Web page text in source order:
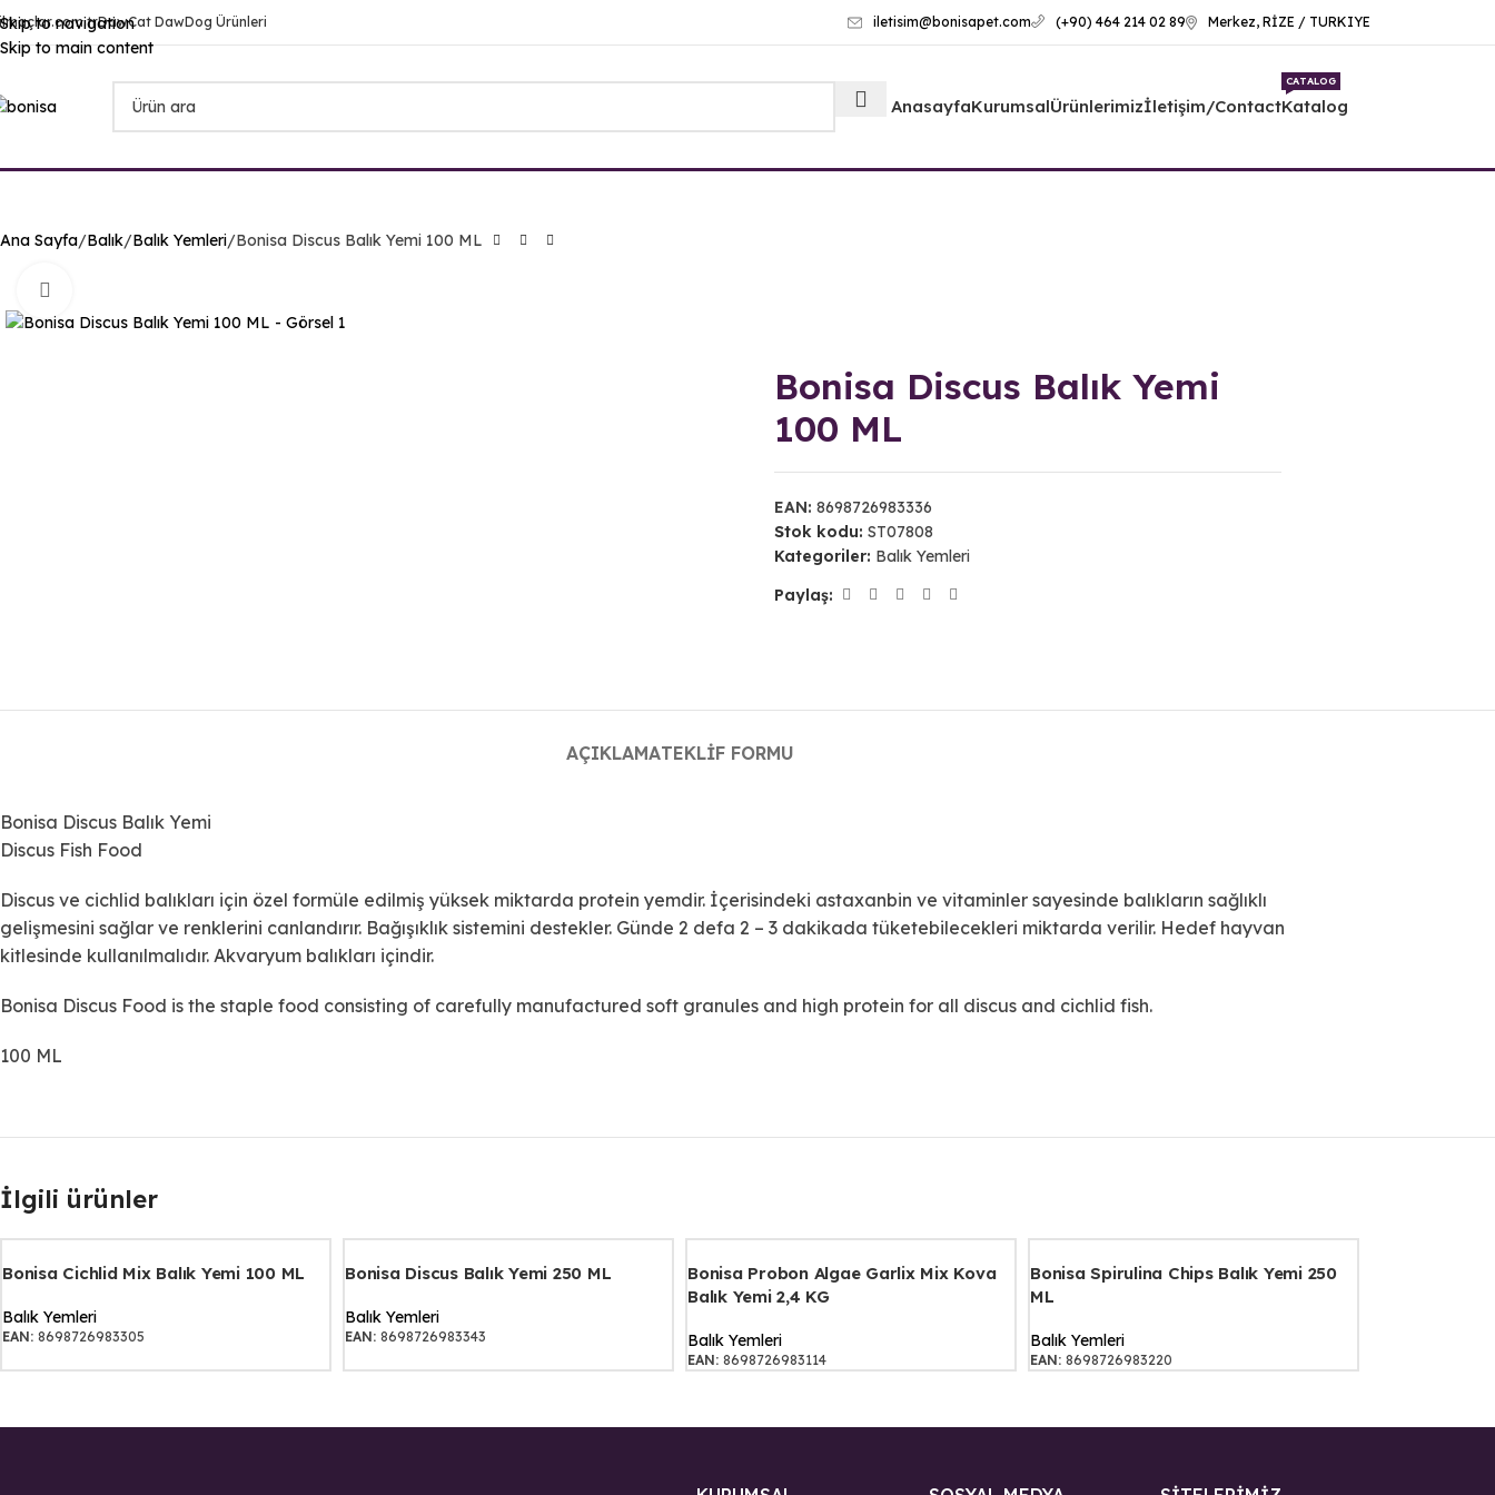
Skip to navigation
Skip to main content
DawCat DawDog Ürünleri iletisim@bonisapet.com (+90) 464 214 02 89 Merkez, RİZE / TURKIYE
AnasayfaKurumsalÜrünlerimizİletişim/ContactKatalog
CATALOG
Ana Sayfa Balık Balık Yemleri Bonisa Discus Balık Yemi 100 ML
Bonisa Discus Balık Yemi
100 ML
EAN: 8698726983336
Stok kodu: ST07808
Kategoriler: Balık Yemleri
Paylaş:
AÇIKLAMATEKLIF FORMU
Bonisa Discus Balık Yemi
Discus Fish Food
Discus ve cichlid balıkları için özel formüle edilmiş yüksek miktarda protein yemdir. İçerisindeki astaxanbin ve vitaminler sayesinde balıkların sağlıklı
gelişmesini sağlar ve renklerini canlandırır. Bağışıklık sistemini destekler. Günde 2 defa 2 – 3 dakikada tüketebilecekleri miktarda verilir. Hedef hayvan
kitlesinde kullanılmalıdır. Akvaryum balıkları içindir.
Bonisa Discus Food is the staple food consisting of carefully manufactured soft granules and high protein for all discus and cichlid fish.
100 ML
İlgili ürünler
Bonisa Cichlid Mix Balık Yemi 100 ML
Balık Yemleri
EAN: 8698726983305
Bonisa Discus Balık Yemi 250 ML
Balık Yemleri
EAN: 8698726983343
Bonisa Probon Algae Garlix Mix Kova
Balık Yemi 2,4 KG
Balık Yemleri
EAN: 8698726983114
Bonisa Spirulina Chips Balık Yemi 250
ML
Balık Yemleri
EAN: 8698726983220